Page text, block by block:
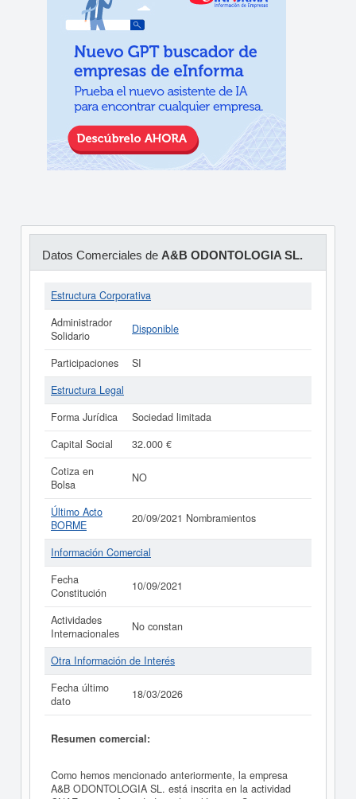
Datos Comerciales de A&B ODONTOLOGIA SL.
Estructura Corporativa
Administrador
Solidario
Disponible
Participaciones
SI
Estructura Legal
Forma Jurídica
Sociedad limitada
Capital Social
32.000 €
Cotiza en
Bolsa
NO
Último Acto
BORME
20/09/2021 Nombramientos
Información Comercial
Fecha
Constitución
10/09/2021
Actividades
Internacionales
No constan
Otra Información de Interés
Fecha último
dato
18/03/2026
Resumen comercial:
Como hemos mencionado anteriormente, la empresa
A&B ODONTOLOGIA SL. está inscrita en la actividad